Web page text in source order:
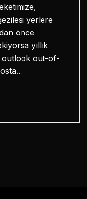
yerlere
önce
yıllık
outlook out-of-